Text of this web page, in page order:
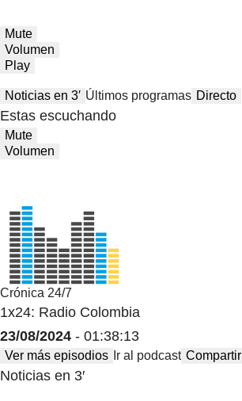
Mute
Volumen
Play
Noticias en 3′ Últimos programas Directo
Estas escuchando
Mute
Volumen
Crónica 24/7
1x24: Radio Colombia
23/08/2024 - 01:38:13
Ver más episodios Ir al podcast Compartir
Noticias en 3′